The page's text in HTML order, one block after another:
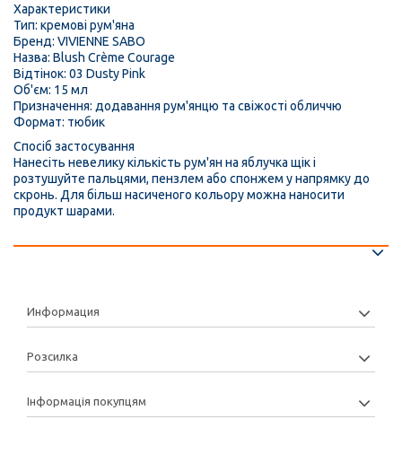
Характеристики
Тип: кремові рум'яна
Бренд: VIVIENNE SABO
Назва: Blush Crème Courage
Відтінок: 03 Dusty Pink
Об'єм: 15 мл
Призначення: додавання рум'янцю та свіжості обличчю
Формат: тюбик
Спосіб застосування
Нанесіть невелику кількість рум'ян на яблучка щік і
розтушуйте пальцями, пензлем або спонжем у напрямку до
скронь. Для більш насиченого кольору можна наносити
продукт шарами.
Информация
Розсилка
Інформація покупцям